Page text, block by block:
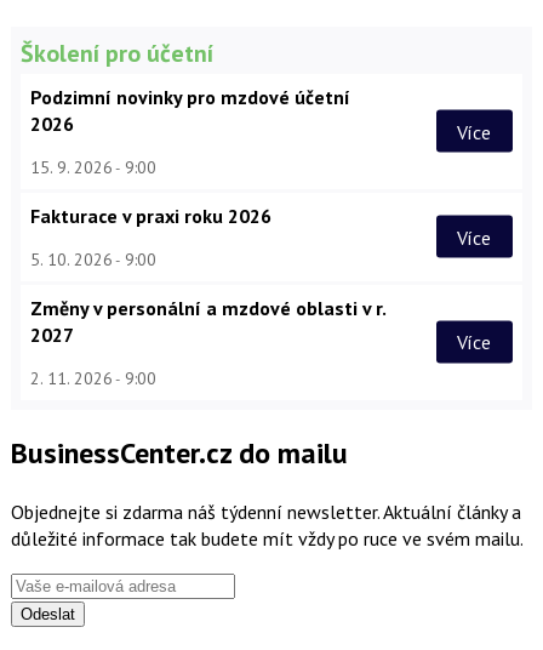
Školení pro účetní
Podzimní novinky pro mzdové účetní
2026
15. 9. 2026 9:00
Více
Fakturace v praxi roku 2026
5. 10. 2026 9:00
Více
Změny v personální a mzdové oblasti v r.
2027
2. 11. 2026 9:00
Více
BusinessCenter.cz do mailu
Objednejte si zdarma náš týdenní newsletter. Aktuální články a
důležité informace tak budete mít vždy po ruce ve svém mailu.
Odeslat